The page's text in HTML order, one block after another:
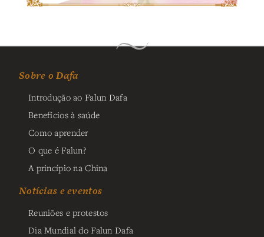
Sobre o Dafa
Introdução ao Falun Dafa
Benefícios à saúde
Como aprender
O que é Falun?
A princípio na China
Notícias e eventos
Reuniões e protestos
Dia Mundial do Falun Dafa